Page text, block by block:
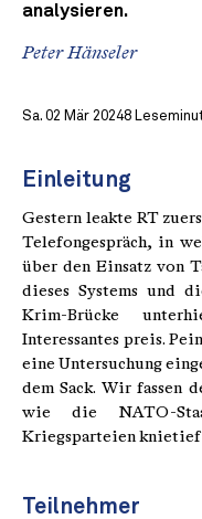
analysieren.
Peter Hänseler
Sa. 02 Mär 20248
Einleitung
Gestern leakte RT
Telefongespräch, in
über den Einsatz von
dieses Systems und
Krim-Brücke
Interessantes preis.
eine Untersuchung
dem Sack. Wir fassen
wie die NATO-
Kriegsparteien knietief
Teilnehmer